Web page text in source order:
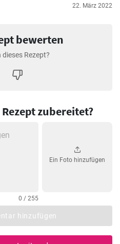
22. März 2022
bewerten
Rezept?
zubereitet?
0 / 255
Ein Foto hinzufügen
hinzufügen